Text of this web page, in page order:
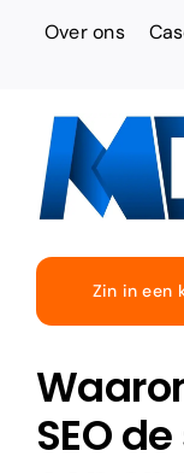
Over ons
Online
Zin in een
SEO